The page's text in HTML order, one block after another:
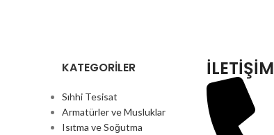
KATEGORILER
Sıhhi Tesisat
Armatürler ve Musluklar
Isıtma ve Soğutma
İLETİŞİM